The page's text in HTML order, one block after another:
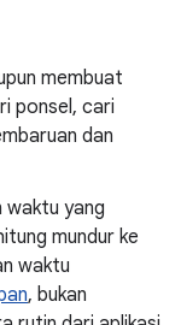
membuat
ponsel, cari
dan
waktu yang
mundur ke
waktu
, bukan